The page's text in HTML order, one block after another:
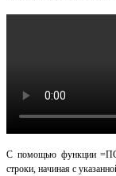
С помощью функции
строки, начиная с